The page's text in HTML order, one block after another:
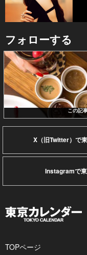
フォローする
この記
X（旧Twitter）で
Instagramで
TOPページ